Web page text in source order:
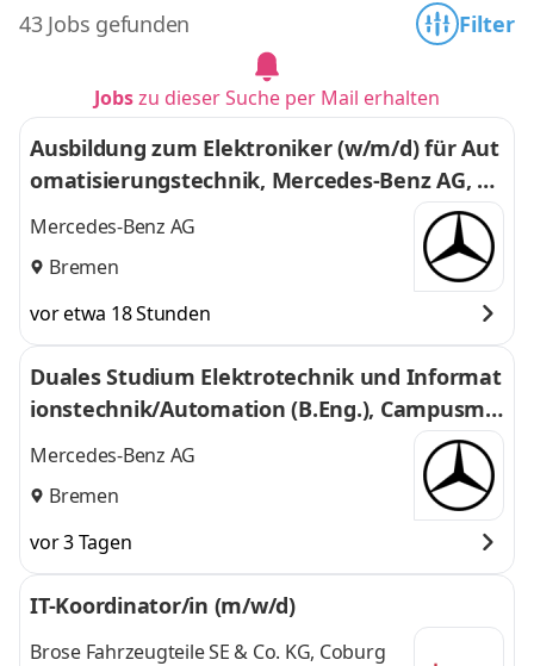
43 Jobs gefunden Filter
Jobszu dieser Suche per Mail erhalten
Ausbildung zum Elektroniker (w/m/d) für Aut
omatisierungstechnik, Mercedes-Benz AG, W
erk Bremen, Ausbildungsbeginn 01.09.2027
Mercedes-Benz AG
Bremen
vor etwa 18 Stunden
Duales Studium Elektrotechnik und Informat
ionstechnik/Automation (B.Eng.), Campusmo
dell Bremen/Stuttgart 2026 (w/m/d)
Mercedes-Benz AG
Bremen
vor 3 Tagen
IT-Koordinator/in (m/w/d)
Brose Fahrzeugteile SE & Co. KG, Coburg